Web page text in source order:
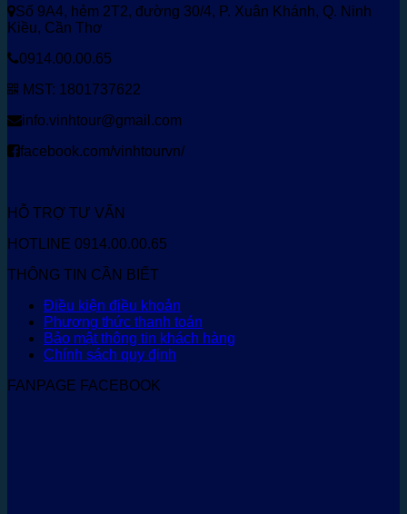
Số 9A4, hẻm 2T2, đường 30/4, P. Xuân Khánh, Q. Ninh
Kiều, Cần Thơ
0914.00.00.65
MST: 1801737622
info.vinhtour@gmail.com
facebook.com/vinhtourvn/
HỖ TRỢ TƯ VẤN
HOTLINE 0914.00.00.65
THÔNG TIN CẦN BIẾT
Điều kiện điều khoản
Phương thức thanh toán
Bảo mật thông tin khách hàng
Chính sách quy định
FANPAGE FACEBOOK